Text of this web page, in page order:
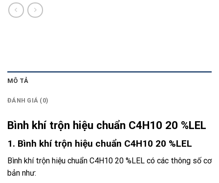
MÔ TẢ
ĐÁNH GIÁ (0)
Bình khí trộn hiệu chuẩn C4H10 20 %LEL
1. Bình khí trộn hiệu chuẩn C4H10 20 %LEL
Bình khí trộn hiệu chuẩn C4H10 20 %LEL có các thông số cơ
bản như: